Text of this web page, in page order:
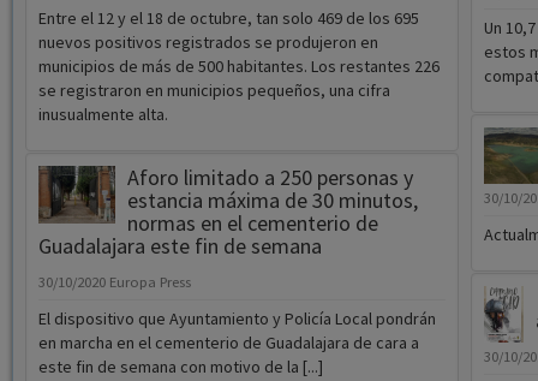
Entre el 12 y el 18 de octubre, tan solo 469 de los 695
nuevos positivos registrados se produjeron en
municipios de más de 500 habitantes. Los restantes 226
se registraron en municipios pequeños, una cifra
inusualmente alta.
Aforo limitado a 250 personas y
estancia máxima de 30 minutos,
normas en el cementerio de
Guadalajara este fin de semana
30/10/2020 Europa Press
El dispositivo que Ayuntamiento y Policía Local pondrán
en marcha en el cementerio de Guadalajara de cara a
este fin de semana con motivo de la [...]
Un
estos
30/10/
30/10/